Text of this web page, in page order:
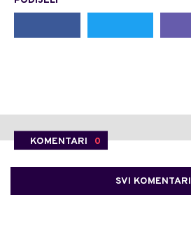
KOMENTARI 0
SVI KOMENTARI